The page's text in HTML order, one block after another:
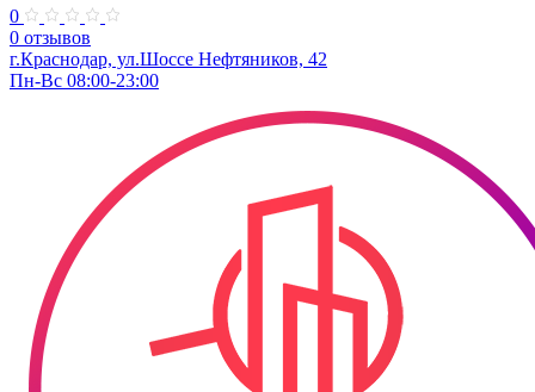
0
0 отзывов
г.Краснодар, ул.Шоссе Нефтяников, 42
Пн-Вс 08:00-23:00